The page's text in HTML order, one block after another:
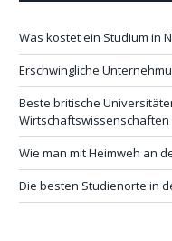
Was kostet ein Studium in
Erschwingliche
Beste britische
Wirtschaftswissenschaften
Wie man mit Heimweh an
Die besten Studienorte in